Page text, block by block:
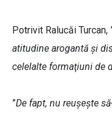
Potrivit Ralucăi Turcan,
atitudine arogantă şi
celelalte formaţiuni de
”De fapt, nu reuşeşte